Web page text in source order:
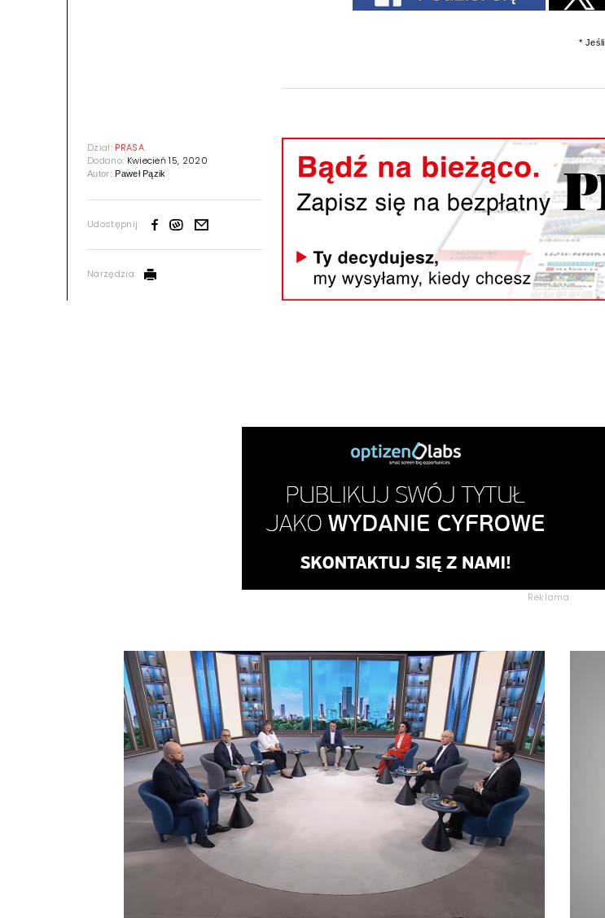
Dział: PRASA
Dodano: Kwiecień 15, 2020
Autor:Paweł Pązik
Udostępnij:
Narzędzia:
*
Reklama